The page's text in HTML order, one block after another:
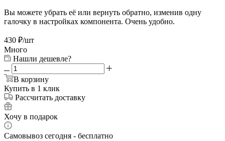
Вы можете убрать её или вернуть обратно, изменив одну
галочку в настройках компонента. Очень удобно.
430 ₽/шт
Много
Нашли дешевле?
В корзину
Купить в 1 клик
Рассчитать доставку
Хочу в подарок
Самовывоз сегодня - бесплатно